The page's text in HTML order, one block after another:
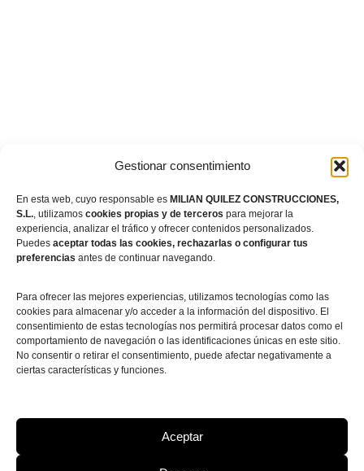
Gestionar consentimiento
En esta web, cuyo responsable es MILIAN QUILEZ CONSTRUCCIONES,
S.L., utilizamos cookies propias y de terceros para mejorar la
experiencia, analizar el tráfico y ofrecer contenidos personalizados.
Puedes aceptar todas las cookies, rechazarlas o configurar tus
preferencias antes de continuar navegando.
Para ofrecer las mejores experiencias, utilizamos tecnologías como las
cookies para almacenar y/o acceder a la información del dispositivo. El
consentimiento de estas tecnologías nos permitirá procesar datos como el
comportamiento de navegación o las identificaciones únicas en este sitio.
No consentir o retirar el consentimiento, puede afectar negativamente a
ciertas características y funciones.
Aceptar